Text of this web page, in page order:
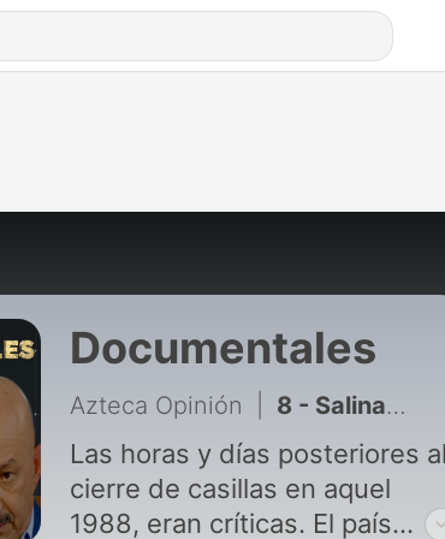
Documentales
Azteca Opinión 8 - Salinas: Ascenso, Visión, Frustración (Segunda parte)
Las horas y días posteriores al
cierre de casillas en aquel
1988, eran críticas. El país